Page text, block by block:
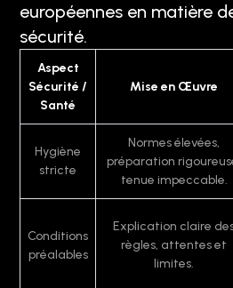
européennes en matière
sécurité.
Aspect
Sécurité /
Santé
Mise en Œuvre
Hygiène
stricte
Normes élevées,
préparation
tenue impeccable.
Conditions
préalables
Explication claire
règles, attentes et
limites.